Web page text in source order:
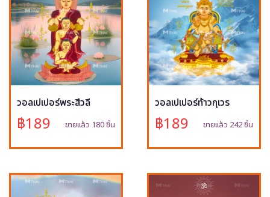
วอลเปเปอร์พระสีวลี
฿189 ขายแล้ว 180 ชิ้น
วอลเปเปอร์ท้าวกุเวร
฿189 ขายแล้ว 242 ชิ้น